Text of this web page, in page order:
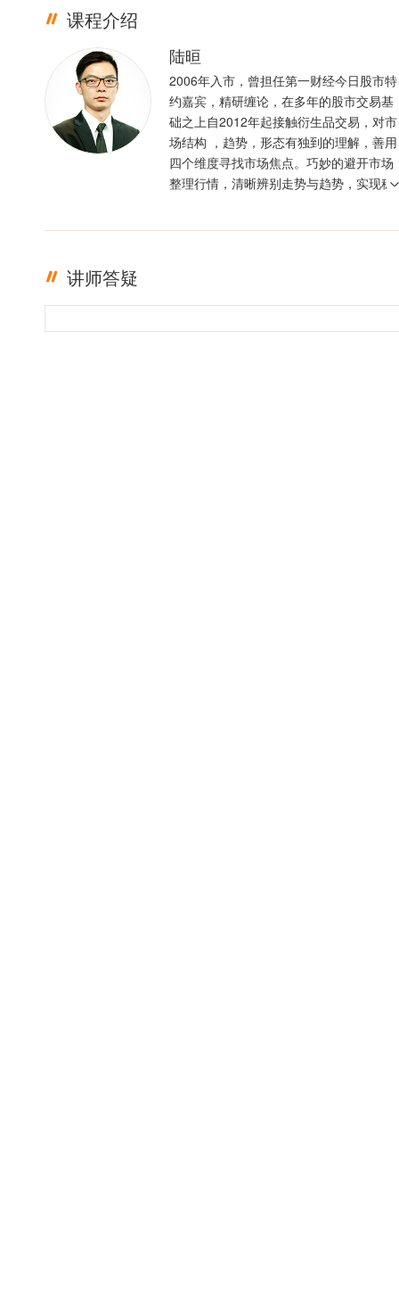
课程介绍
陆晅
2006年入市，曾担任第一财经今日股市特
约嘉宾，精研缠论，在多年的股市交易基
础之上自2012年起接触衍生品交易，对市
场结构 ，趋势，形态有独到的理解，善用
四个维度寻找市场焦点。巧妙的避开市场
整理行情，清晰辨别走势与趋势，实现稳
讲师答疑